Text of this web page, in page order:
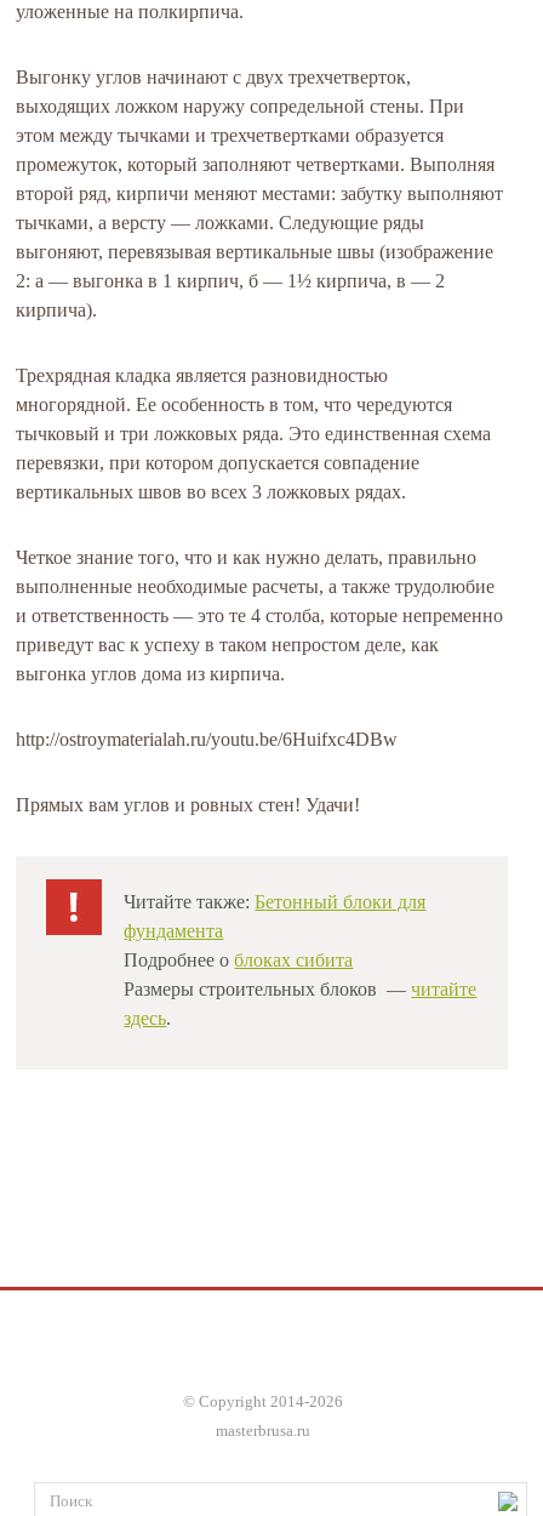
уложенные на полкирпича.
Выгонку углов начинают с двух трехчетверток,
выходящих ложком наружу сопредельной стены. При
этом между тычками и трехчетвертками образуется
промежуток, который заполняют четвертками. Выполняя
второй ряд, кирпичи меняют местами: забутку выполняют
тычками, а версту — ложками. Следующие ряды
выгоняют, перевязывая вертикальные швы (изображение
2: а — выгонка в 1 кирпич, б — 1½ кирпича, в — 2
кирпича).
Трехрядная кладка является разновидностью
многорядной. Ее особенность в том, что чередуются
тычковый и три ложковых ряда. Это единственная схема
перевязки, при котором допускается совпадение
вертикальных швов во всех 3 ложковых рядах.
Четкое знание того, что и как нужно делать, правильно
выполненные необходимые расчеты, а также трудолюбие
и ответственность — это те 4 столба, которые непременно
приведут вас к успеху в таком непростом деле, как
выгонка углов дома из кирпича.
http://ostroymaterialah.ru/youtu.be/6Huifxc4DBw
Прямых вам углов и ровных стен! Удачи!
Читайте также:Бетонный блоки для
фундамента
Подробнее облоках сибита
Размеры строительных блоков —читайте
здесь.
© Copyright 2014-2026
masterbrusa.ru